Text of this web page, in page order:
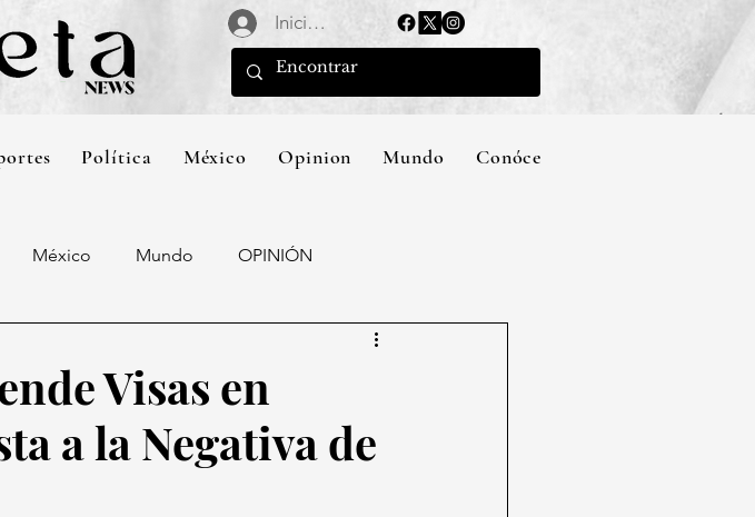
Iniciar sesión
Política México Opinion Mundo Conócenos
México Mundo OPINIÓN
Visas en
a la Negativa de